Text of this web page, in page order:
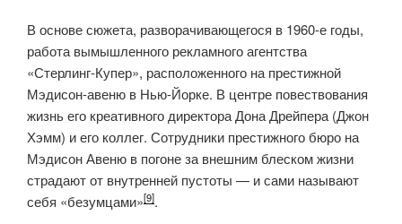
В основе сюжета, разворачивающегося в 1960-е годы,
работа вымышленного рекламного агентства
«Стерлинг-Купер», расположенного на престижной
Мэдисон-авеню в Нью-Йорке. В центре повествования
жизнь его креативного директора Дона Дрейпера (Джон
Хэмм) и его коллег. Сотрудники престижного бюро на
Мэдисон Авеню в погоне за внешним блеском жизни
страдают от внутренней пустоты — и сами называют
себя «безумцами»[9].